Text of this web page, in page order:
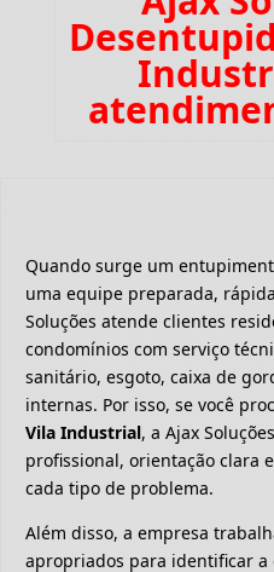
Quando surge um
uma equipe preparada,
Soluções atende clientes
condomínios com serviço
sanitário, esgoto, caixa de
internas. Por isso, se você
Vila Industrial, a Ajax
profissional, orientação clara
cada tipo de problema.
Além disso, a empresa
apropriados para identificar